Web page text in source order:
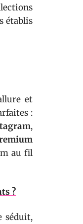
établis
et
:
,
au fil
?
séduit,